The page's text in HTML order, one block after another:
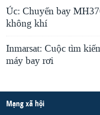
Úc: Chuyến bay
không khí
Inmarsat: Cuộc tìm
máy bay rơi
Mạng xã hội